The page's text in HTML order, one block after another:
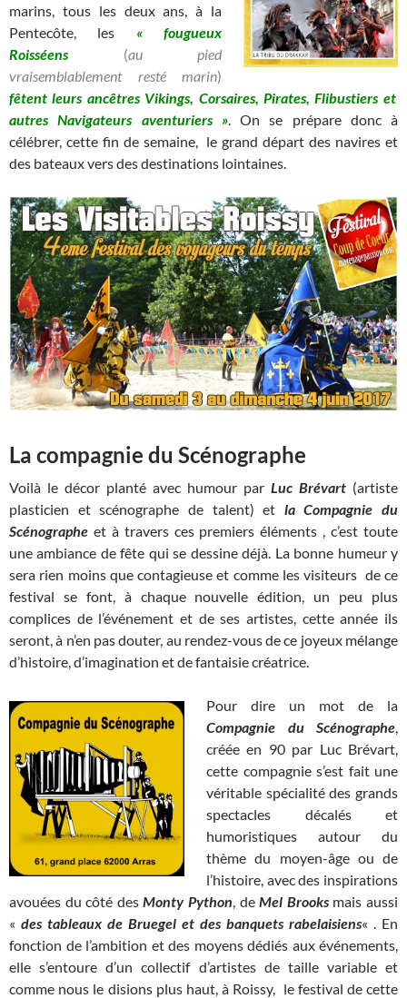
marins, tous les deux ans, à la
Pentecôte, les « fougueux
Roisséens (au pied
vraisemblablement resté marin)
fêtent leurs ancêtres Vikings, Corsaires, Pirates, Flibustiers et
autres Navigateurs aventuriers ». On se prépare donc à
célébrer, cette fin de semaine, le grand départ des navires et
des bateaux vers des destinations lointaines.
La compagnie du Scénographe
Voilà le décor planté avec humour par Luc Brévart (artiste
plasticien et scénographe de talent) et la Compagnie du
Scénographe et à travers ces premiers éléments , c’est toute
une ambiance de fête qui se dessine déjà. La bonne humeur y
sera rien moins que contagieuse et comme les visiteurs de ce
festival se font, à chaque nouvelle édition, un peu plus
complices de l’événement et de ses artistes, cette année ils
seront, à n’en pas douter, au rendez-vous de ce joyeux mélange
d’histoire, d’imagination et de fantaisie créatrice.
Pour dire un mot de la
Compagnie du Scénographe
créée en 90 par Luc Brévart,
cette compagnie s’est fait une
véritable spécialité des grands
spectacles décalés et
humoristiques autour du
thème du moyen-âge ou de
l’histoire, avec des inspirations
avouées du côté desMonty Python , deMel Brooksmais aussi
« des tableaux de Bruegel et des banquets rabelaisiens« . En
fonction de l’ambition et des moyens dédiés aux événements,
elle s’entoure d’un collectif d’artistes de taille variable et
comme nous le disions plus haut, à Roissy, le festival de cette